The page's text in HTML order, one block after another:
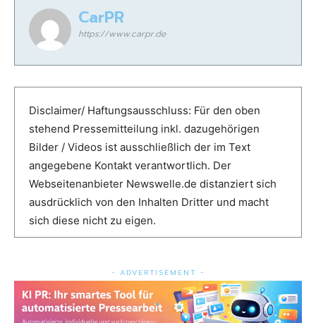
CarPR
https://www.carpr.de
Disclaimer/ Haftungsausschluss: Für den oben
stehend Pressemitteilung inkl. dazugehörigen
Bilder / Videos ist ausschließlich der im Text
angegebene Kontakt verantwortlich. Der
Webseitenanbieter Newswelle.de distanziert sich
ausdrücklich von den Inhalten Dritter und macht
sich diese nicht zu eigen.
- ADVERTISEMENT -